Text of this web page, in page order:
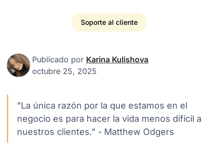
Soporte al cliente
Publicado por Karina Kulishova
octubre 25, 2025
"La única razón por la que estamos en el
negocio es para hacer la vida menos difícil a
nuestros clientes." - Matthew Odgers